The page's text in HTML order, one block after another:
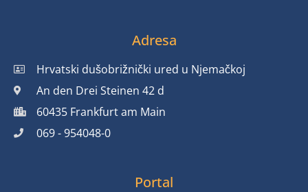
Adresa
Hrvatski dušobrižnički ured u Njemačkoj
An den Drei Steinen 42 d
60435 Frankfurt am Main
069 - 954048-0
Portal